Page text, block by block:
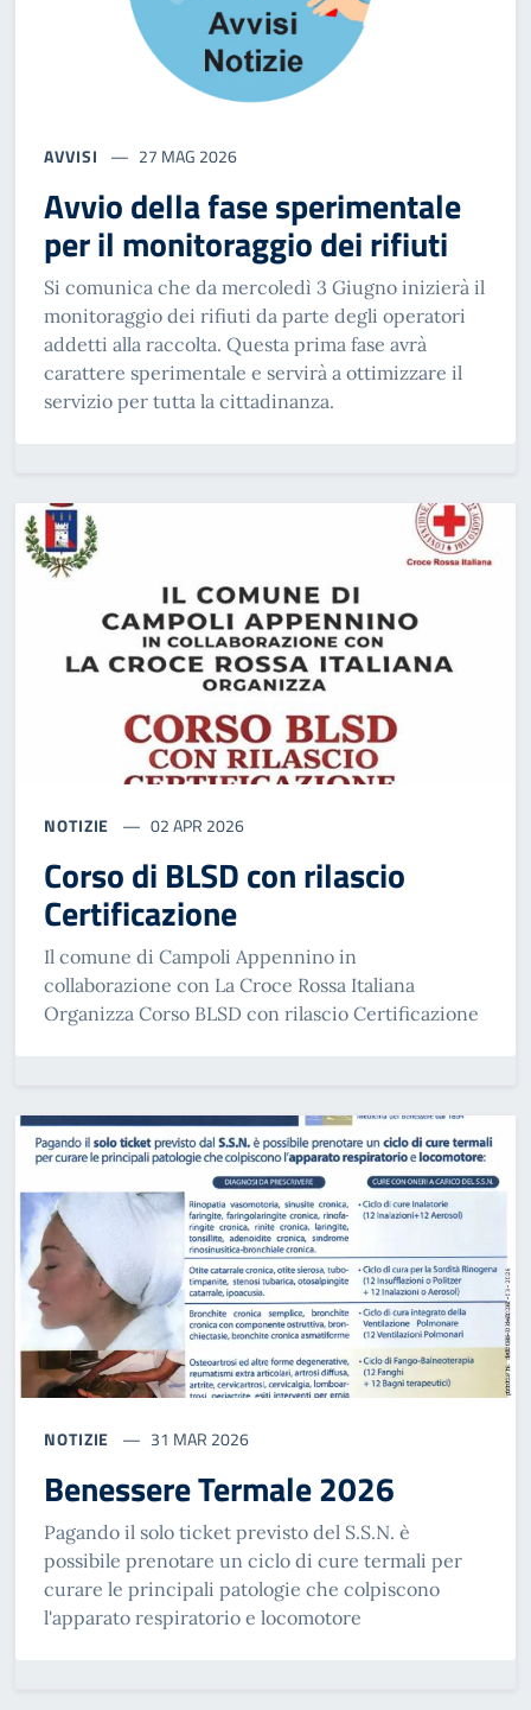
AVVISI 27 MAG 2026
Avvio della fase sperimentale
per il monitoraggio dei rifiuti
Si comunica che da mercoledì 3 Giugno inizierà il
monitoraggio dei rifiuti da parte degli operatori
addetti alla raccolta. Questa prima fase avrà
carattere sperimentale e servirà a ottimizzare il
servizio per tutta la cittadinanza.
NOTIZIE 02 APR 2026
Corso di BLSD con rilascio
Certificazione
Il comune di Campoli Appennino in
collaborazione con La Croce Rossa Italiana
Organizza Corso BLSD con rilascio Certificazione
NOTIZIE 31 MAR 2026
Benessere Termale 2026
Pagando il solo ticket previsto del S.S.N. è
possibile prenotare un ciclo di cure termali per
curare le principali patologie che colpiscono
l'apparato respiratorio e locomotore